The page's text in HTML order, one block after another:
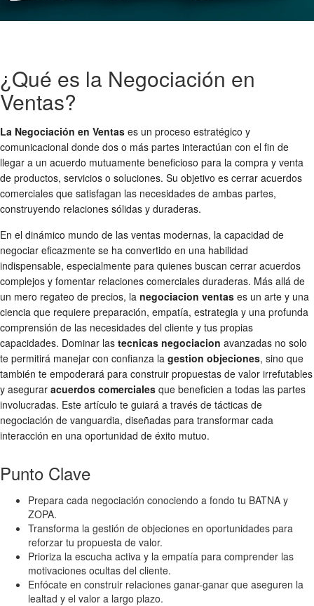
¿Qué es la Negociación en
Ventas?
La Negociación en Ventas es un proceso estratégico y
comunicacional donde dos o más partes interactúan con el fin de
llegar a un acuerdo mutuamente beneficioso para la compra y venta
de productos, servicios o soluciones. Su objetivo es cerrar acuerdos
comerciales que satisfagan las necesidades de ambas partes,
construyendo relaciones sólidas y duraderas.
En el dinámico mundo de las ventas modernas, la capacidad de
negociar eficazmente se ha convertido en una habilidad
indispensable, especialmente para quienes buscan cerrar acuerdos
complejos y fomentar relaciones comerciales duraderas. Más allá de
un mero regateo de precios, la negociacion ventas es un arte y una
ciencia que requiere preparación, empatía, estrategia y una profunda
comprensión de las necesidades del cliente y tus propias
capacidades. Dominar las tecnicas negociacion avanzadas no solo
te permitirá manejar con confianza la gestion objeciones, sino que
también te empoderará para construir propuestas de valor irrefutables
y asegurar acuerdos comerciales que beneficien a todas las partes
involucradas. Este artículo te guiará a través de tácticas de
negociación de vanguardia, diseñadas para transformar cada
interacción en una oportunidad de éxito mutuo.
Punto Clave
Prepara cada negociación conociendo a fondo tu BATNA y
ZOPA.
Transforma la gestión de objeciones en oportunidades para
reforzar tu propuesta de valor.
Prioriza la escucha activa y la empatía para comprender las
motivaciones ocultas del cliente.
Enfócate en construir relaciones ganar-ganar que aseguren la
lealtad y el valor a largo plazo.